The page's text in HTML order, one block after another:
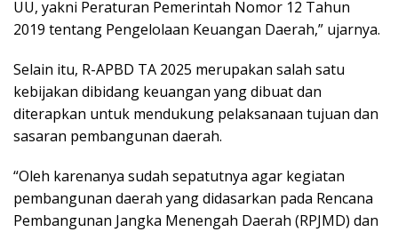
UU, yakni Peraturan Pemerintah Nomor 12 Tahun
2019 tentang Pengelolaan Keuangan Daerah,” ujarnya.
Selain itu, R-APBD TA 2025 merupakan salah satu
kebijakan dibidang keuangan yang dibuat dan
diterapkan untuk mendukung pelaksanaan tujuan dan
sasaran pembangunan daerah.
“Oleh karenanya sudah sepatutnya agar kegiatan
pembangunan daerah yang didasarkan pada Rencana
Pembangunan Jangka Menengah Daerah (RPJMD) dan